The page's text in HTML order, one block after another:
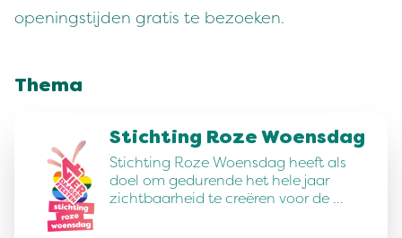
openingstijden gratis te bezoeken.
Thema
Stichting Roze Woensdag
Stichting Roze Woensdag heeft als
doel om gedurende het hele jaar
zichtbaarheid te creëren voor de …